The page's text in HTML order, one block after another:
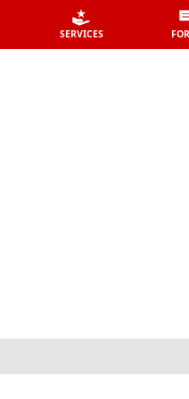
SERVICES